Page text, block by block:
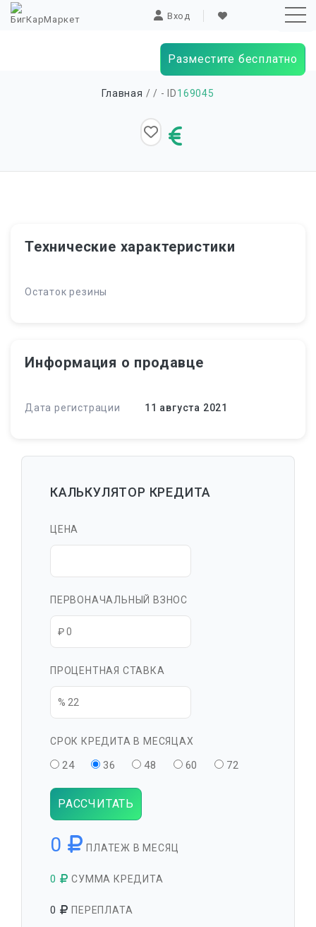
Вход
Разместите бесплатно
Главная / / - ID169045
Технические характеристики
Остаток резины
Информация о продавце
Дата регистрации 11 августа 2021
КАЛЬКУЛЯТОР КРЕДИТА
ЦЕНА
ПЕРВОНАЧАЛЬНЫЙ ВЗНОС
ПРОЦЕНТНАЯ СТАВКА
СРОК КРЕДИТА В МЕСЯЦАХ
24 36 48 60 72
РАССЧИТАТЬ
0 ПЛАТЕЖ В МЕСЯЦ
0 СУММА КРЕДИТА
0 ПЕРЕПЛАТА